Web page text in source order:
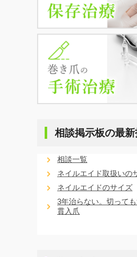
相談掲示板の最
相談一覧
ネイルエイド取扱いの
ネイルエイドのサイズ
3年治らない。切っても
貫入爪